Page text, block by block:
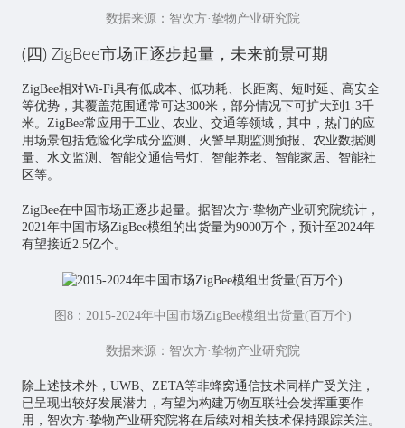
数据来源：智次方·挚物产业研究院
(四) ZigBee市场正逐步起量，未来前景可期
ZigBee相对Wi-Fi具有低成本、低功耗、长距离、短时延、高安全
等优势，其覆盖范围通常可达300米，部分情况下可扩大到1-3千
米。ZigBee常应用于工业、农业、交通等领域，其中，热门的应
用场景包括危险化学成分监测、火警早期监测预报、农业数据测
量、水文监测、智能交通信号灯、智能养老、智能家居、智能社
区等。
ZigBee在中国市场正逐步起量。据智次方·挚物产业研究院统计，
2021年中国市场ZigBee模组的出货量为9000万个，预计至2024年
有望接近2.5亿个。
图8：2015-2024年中国市场ZigBee模组出货量(百万个)
数据来源：智次方·挚物产业研究院
除上述技术外，UWB、ZETA等非蜂窝通信技术同样广受关注，
已呈现出较好发展潜力，有望为构建万物互联社会发挥重要作
用，智次方·挚物产业研究院将在后续对相关技术保持跟踪关注。